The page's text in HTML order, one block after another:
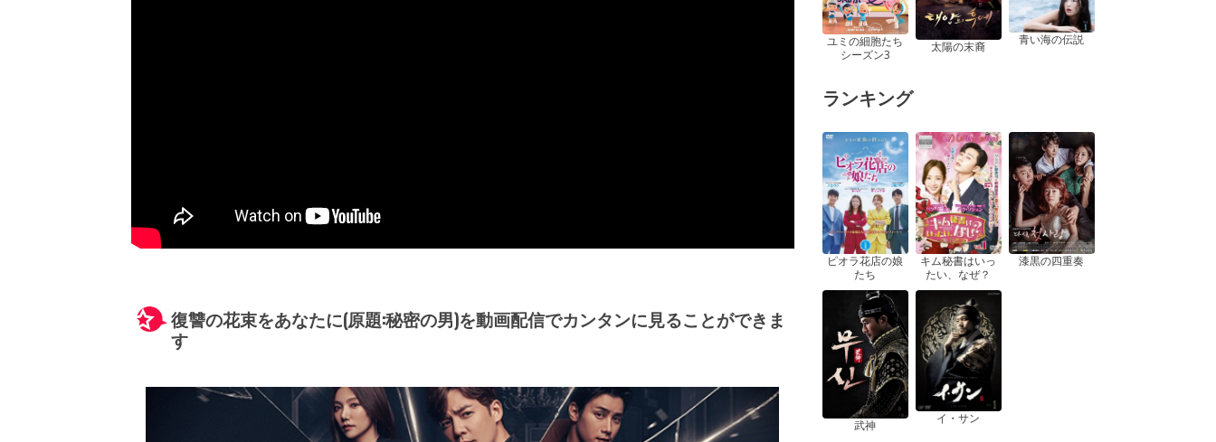
復讐の花束をあなたに(原題:秘密の男)を動画配信でカンタンに見ることができま
す
ユミの細胞たち
シーズン3
太陽の末裔 青い海の伝説
ランキング
ピオラ花店の娘
たち
キム秘書はいっ
たい、なぜ？
漆黒の四重奏
武神 イ・サン